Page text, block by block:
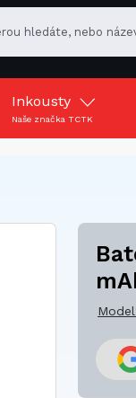
Inkousty
Naše značka TCTK